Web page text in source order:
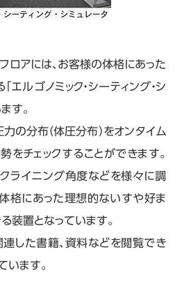
ロアには、お客様の体格にあった
ルゴノミック・シーティング・シ
す。
の分布（体圧分布）をオンタイム
をチェックすることができます。
ライニング角度などを様々に調
格にあった理想的ないすや好ま
装置となっています。
連した書籍、資料などを閲覧でき
います。